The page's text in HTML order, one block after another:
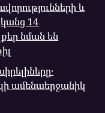
և
14
նման են
ամենաերջանիկ